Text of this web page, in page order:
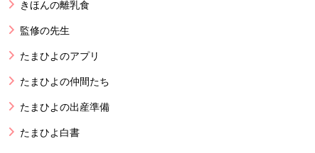
きほんの離乳食
監修の先生
たまひよのアプリ
たまひよの仲間たち
たまひよの出産準備
たまひよ白書